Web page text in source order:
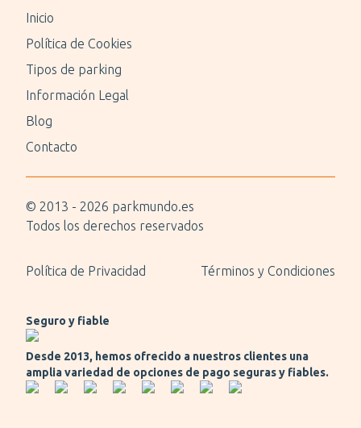
Inicio
Política de Cookies
Tipos de parking
Información Legal
Blog
Contacto
© 2013 - 2026 parkmundo.es
Todos los derechos reservados
Política de Privacidad Términos y Condiciones
Seguro y fiable
Desde 2013, hemos ofrecido a nuestros clientes una
amplia variedad de opciones de pago seguras y fiables.